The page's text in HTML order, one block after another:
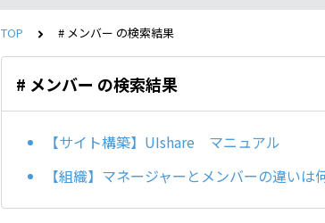
TOP # メンバー の検索結果
# メンバー の検索結果
【サイト構築】UIshare マニュアル
【組織】マネージャーとメンバーの違いは